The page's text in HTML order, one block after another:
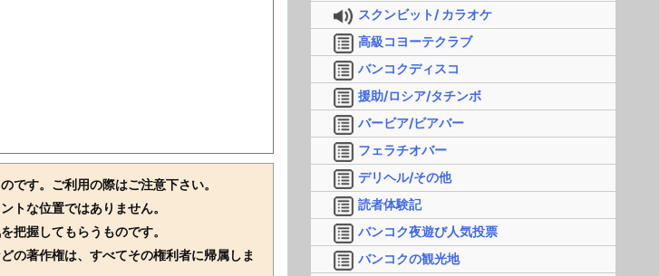
です。ご利用の際はご注意下さい。
トな位置ではありません。
把握してもらうものです。
の著作権は、すべてその権利者に帰属しま
スクンビット/ カラオケ
高級コヨーテクラブ
バンコクディスコ
援助/ロシア/タチンボ
バービア/ビアバー
フェラチオバー
デリヘル/その他
読者体験記
バンコク夜遊び人気投票
バンコクの観光地